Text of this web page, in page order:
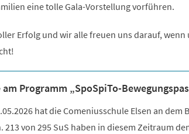
eine tolle Gala-Vorstellung vorführen.
Erfolg und wir alle freuen uns darauf, wenn
Programm „SpoSpiTo-
hat die Comeniusschule Elsen an dem
213 von 295 SuS haben in diesem Zeitraum